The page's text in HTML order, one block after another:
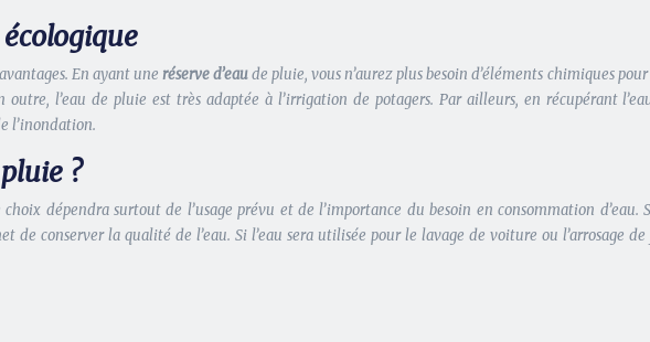
En ayant une réserve d’eaude pluie, vous n’aurez plus besoin d’éléments chimiques
l’eau de pluie est très adaptée à l’irrigation de potagers. Par ailleurs, en récupérant
l’inondation.
?
choix dépendra surtout de l’usage prévu et de l’importance du besoin en consommation d’eau.
de conserver la qualité de l’eau. Si l’eau sera utilisée pour le lavage de voiture ou l’arrosage